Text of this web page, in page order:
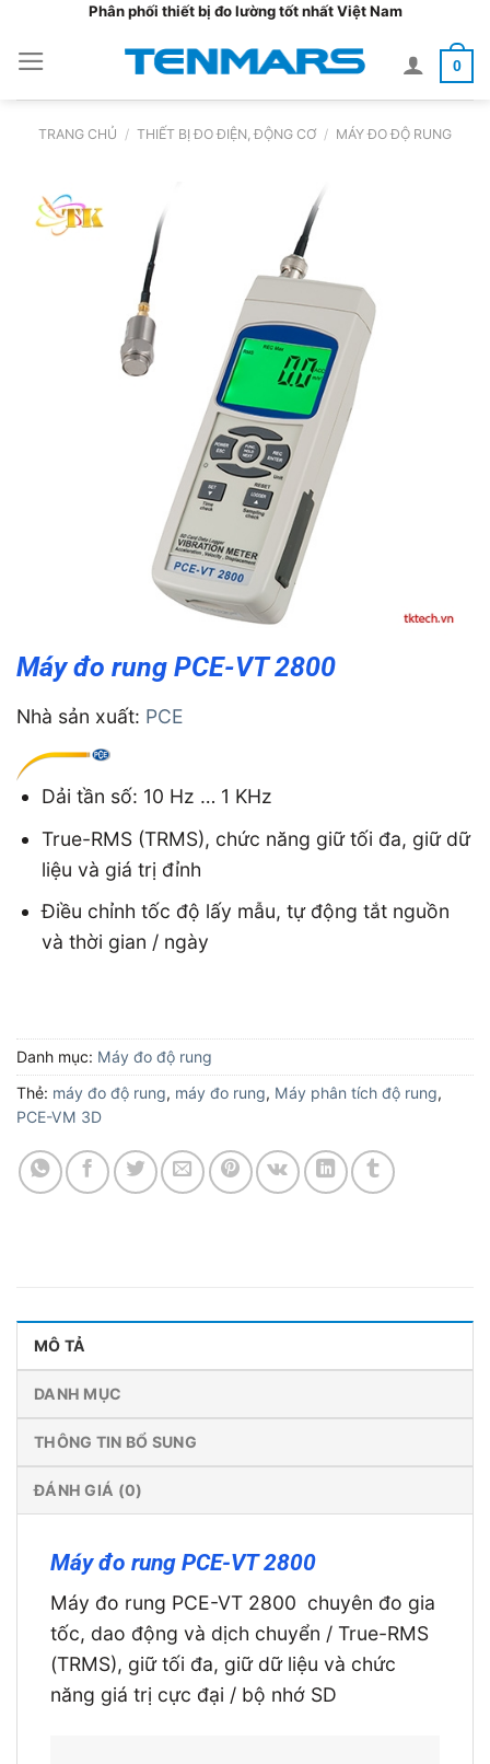
nội
dung
Phân phối thiết bị đo lường tốt nhất Việt Nam
0
TRANG CHỦ / THIẾT BỊ ĐO ĐIỆN, ĐỘNG CƠ / MÁY ĐO ĐỘ RUNG
Máy đo rung PCE-VT 2800
Nhà sản xuất: PCE
Dải tần số: 10 Hz … 1 KHz
True-RMS (TRMS), chức năng giữ tối đa, giữ dữ
liệu và giá trị đỉnh
Điều chỉnh tốc độ lấy mẫu, tự động tắt nguồn
và thời gian / ngày
Danh mục: Máy đo độ rung
Thẻ: máy đo độ rung, máy đo rung, Máy phân tích độ rung,
PCE-VM 3D
MÔ TẢ
DANH MỤC
THÔNG TIN BỔ SUNG
ĐÁNH GIÁ (0)
Máy đo rung PCE-VT 2800
Máy đo rung PCE-VT 2800 chuyên đo gia
tốc, dao động và dịch chuyển / True-RMS
(TRMS), giữ tối đa, giữ dữ liệu và chức
năng giá trị cực đại / bộ nhớ SD